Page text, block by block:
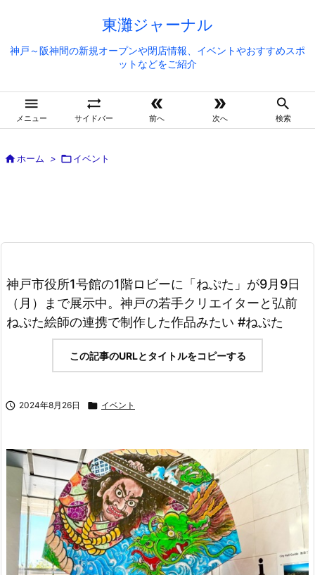
東灘ジャーナル
神戸～阪神間の新規オープンや閉店情報、イベントやおすすめスポ
ットなどをご紹介

メニュー

サイドバー

前へ

次へ

検索
ホーム > イベント
神戸市役所1号館の1階ロビーに「ねぷた」が9月9日
（月）まで展示中。神戸の若手クリエイターと弘前
ねぷた絵師の連携で制作した作品みたい #ねぷた
この記事のURLとタイトルをコピーする
 2024年8月26日  イベント